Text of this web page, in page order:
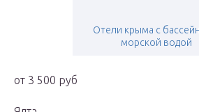
Отели крыма с
морской водой
от 3 500 руб